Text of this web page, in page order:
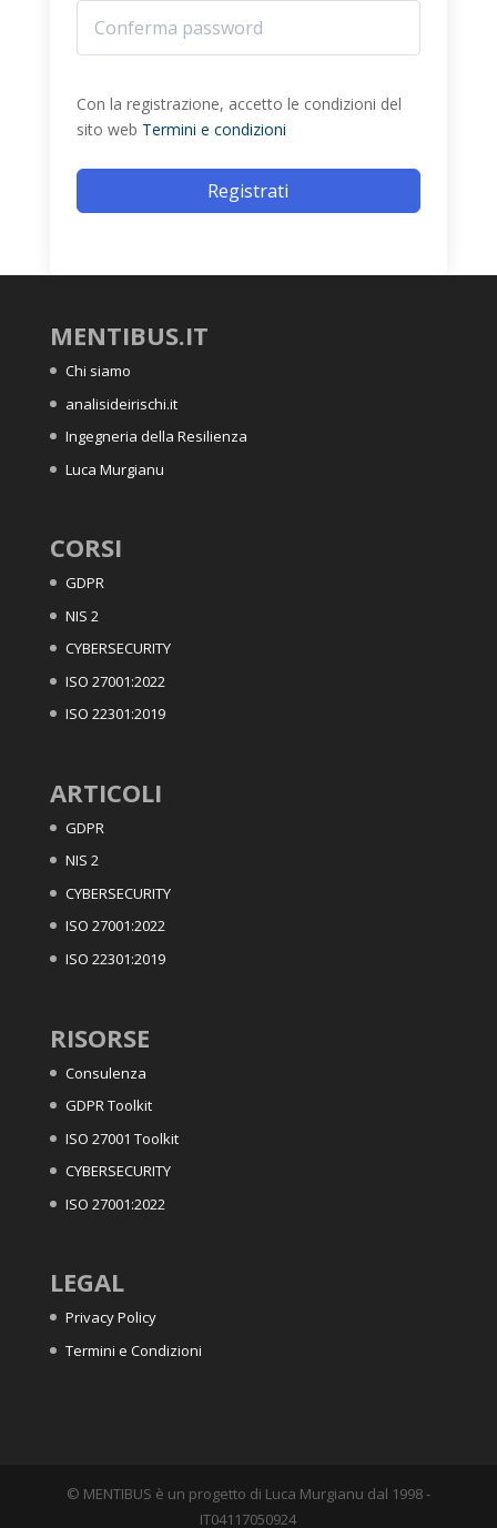
Con la registrazione, accetto le condizioni del
sito web Termini e condizioni
Registrati
MENTIBUS.IT
Chi siamo
analisideirischi.it
Ingegneria della Resilienza
Luca Murgianu
CORSI
GDPR
NIS 2
CYBERSECURITY
ISO 27001:2022
ISO 22301:2019
ARTICOLI
GDPR
NIS 2
CYBERSECURITY
ISO 27001:2022
ISO 22301:2019
RISORSE
Consulenza
GDPR Toolkit
ISO 27001 Toolkit
CYBERSECURITY
ISO 27001:2022
LEGAL
Privacy Policy
Termini e Condizioni
© MENTIBUS è un progetto di Luca Murgianu dal 1998 -
IT04117050924